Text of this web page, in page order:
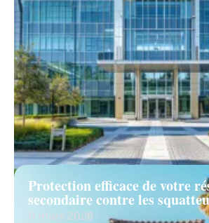
Protection efficace de votre
secondaire contre les
11 mars 2026